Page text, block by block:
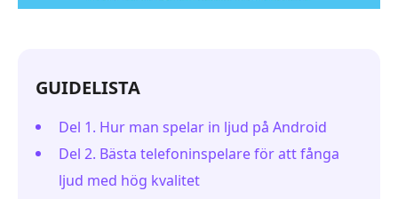
GUIDELISTA
Del 1. Hur man spelar in ljud på Android
Del 2. Bästa telefoninspelare för att fånga
ljud med hög kvalitet